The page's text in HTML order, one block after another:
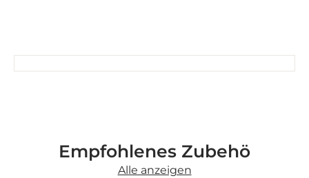
Empfohlenes Zubehö
Alle anzeigen